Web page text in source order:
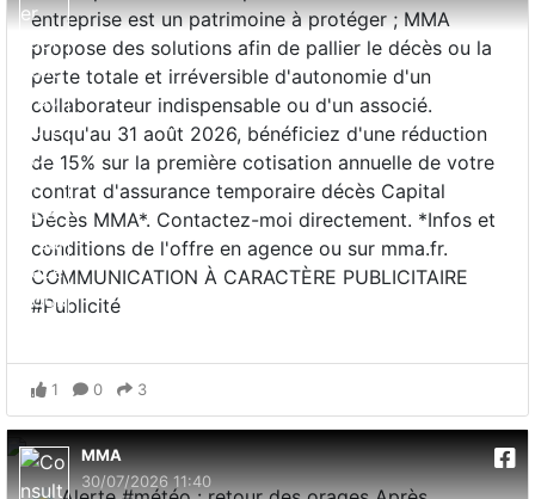
entreprise est un patrimoine à protéger ; MMA
propose des solutions afin de pallier le décès ou la
perte totale et irréversible d'autonomie d'un
collaborateur indispensable ou d'un associé.
Jusqu'au 31 août 2026, bénéficiez d'une réduction
de 15% sur la première cotisation annuelle de votre
contrat d'assurance temporaire décès Capital
Décès MMA*. Contactez-moi directement. *Infos et
conditions de l'offre en agence ou sur mma.fr.
COMMUNICATION À CARACTÈRE PUBLICITAIRE
#Publicité
1 0 3
MMA
30/07/2026 11:40